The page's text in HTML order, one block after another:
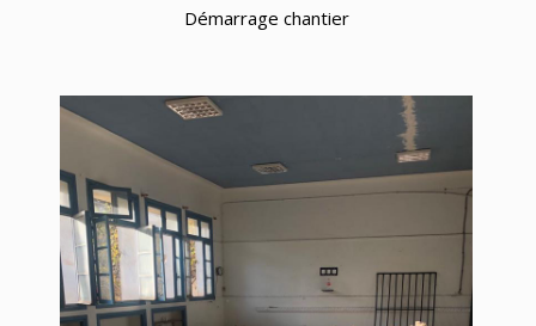
Démarrage chantier